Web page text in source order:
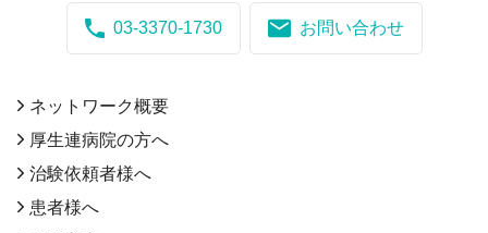
03-3370-1730 お問い合わせ
ネットワーク概要
厚生連病院の方へ
治験依頼者様へ
患者様へ